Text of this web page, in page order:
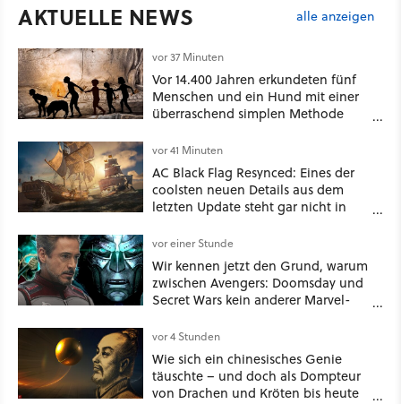
AKTUELLE NEWS alle anzeigen
vor 37 Minuten
Vor 14.400 Jahren erkundeten fünf
Menschen und ein Hund mit einer
überraschend simplen Methode
Spuren für die Ewigkeit
vor 41 Minuten
AC Black Flag Resynced: Eines der
coolsten neuen Details aus dem
letzten Update steht gar nicht in
vor einer Stunde
Wir kennen jetzt den Grund, warum
zwischen Avengers: Doomsday und
Secret Wars kein anderer Marvel-
vor 4 Stunden
Wie sich ein chinesisches Genie
täuschte – und doch als Dompteur
von Drachen und Kröten bis heute